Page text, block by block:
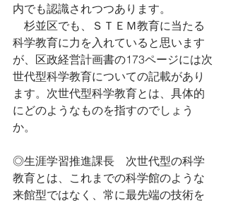
内でも認識されつつあります。
杉並区でも、ＳＴＥＭ教育に当たる
科学教育に力を入れていると思います
が、区政経営計画書の173ページには次
世代型科学教育についての記載があり
ます。次世代型科学教育とは、具体的
にどのようなものを指すのでしょう
か。
◎生涯学習推進課長　次世代型の科学
教育とは、これまでの科学館のような
来館型ではなく、常に最先端の技術を